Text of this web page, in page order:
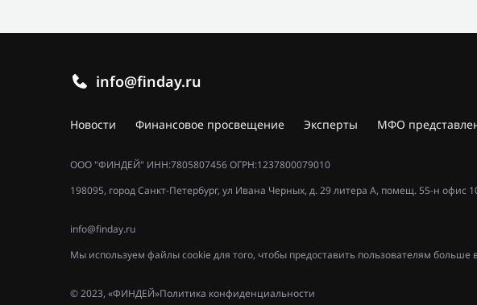
info@finday.ru
Новости Финансовое просвещение Эксперты МФО
ООО "ФИНДЕЙ" ИНН:7805807456 ОГРН:1237800079010
198095, город Санкт-Петербург, ул Ивана Черных, д. 29 литера А, помещ. 55-н офис
info@finday.ru
Мы используем файлы cookie для того, чтобы предоставить пользователям
Политика конфиденциальности
© 2023, «ФИНДЕЙ»